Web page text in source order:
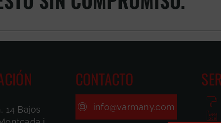
14 Bajos
CONTACTO
info@varmany.com